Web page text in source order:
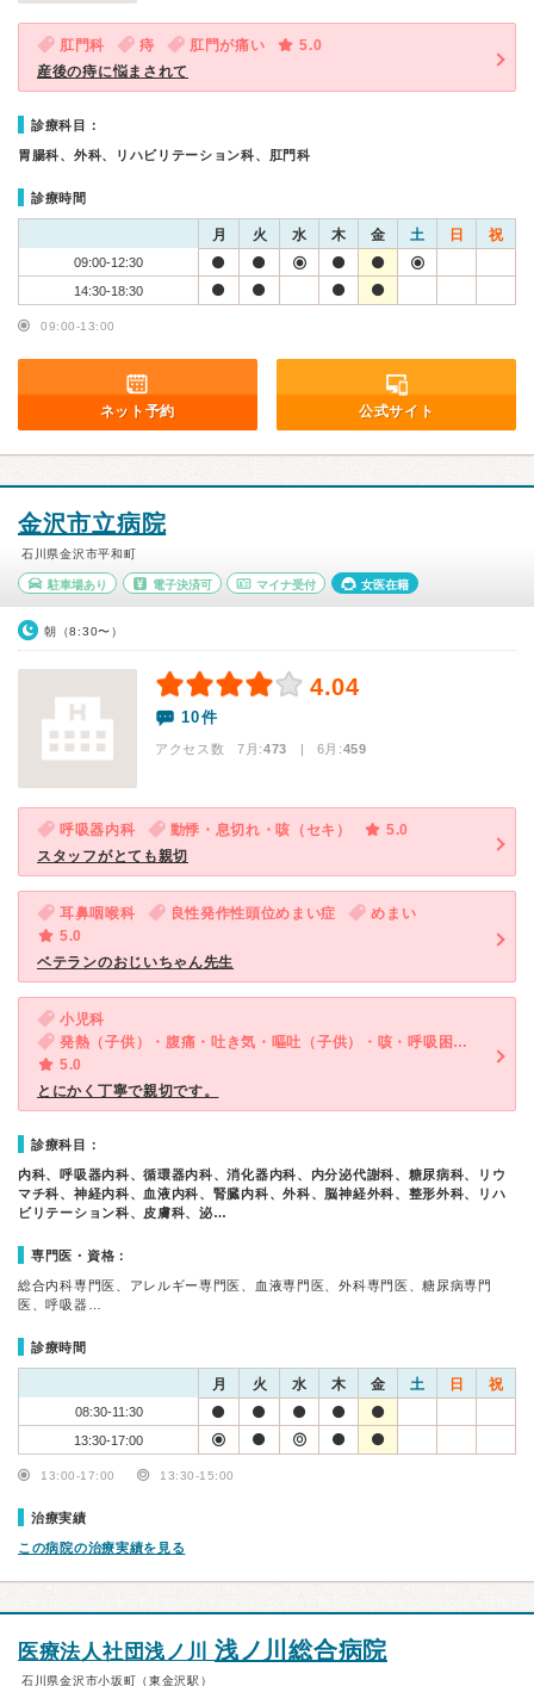
肛門科 痔 肛門が痛い
5.0
産後の痔に悩まされて
診療科目：
胃腸科、外科、リハビリテーション科、肛門科
診療時間
月 火 水 木 金 土 日 祝
09:00-12:30
14:30-18:30
09:00-13:00
ネット予約 公式サイト
金沢市立病院
石川県金沢市平和町
駐車場あり 電子決済可 マイナ受付 女医在籍
朝（8:30〜）
4.04
10件
アクセス数 7月:473 | 6月:459
呼吸器内科 動悸・息切れ・咳（セキ）
5.0
スタッフがとても親切
耳鼻咽喉科 良性発作性頭位めまい症
めまい
5.0
ベテランのおじいちゃん先生
小児科
発熱（子供）・腹痛・吐き気・嘔吐（子供）・咳・呼吸困難（子供）・下痢（子供）
5.0
とにかく丁寧で親切です。
診療科目：
内科、呼吸器内科、循環器内科、消化器内科、内分泌代謝科、糖尿病科、リウ
マチ科、神経内科、血液内科、腎臓内科、外科、脳神経外科、整形外科、リハ
ビリテーション科、皮膚科、泌…
専門医・資格：
総合内科専門医、アレルギー専門医、血液専門医、外科専門医、糖尿病専門
医、呼吸器…
診療時間
月 火 水 木 金 土 日 祝
08:30-11:30
13:30-17:00
13:00-17:00 13:30-15:00
治療実績
この病院の治療実績を見る
医療法人社団浅ノ川 浅ノ川総合病院
石川県金沢市小坂町（東金沢駅）